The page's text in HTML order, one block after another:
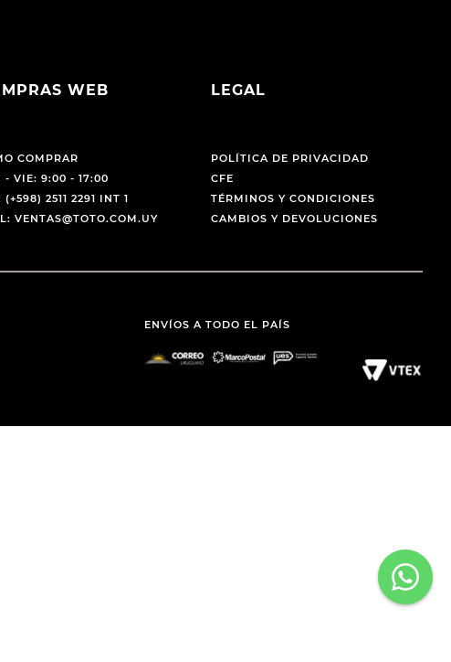
WEB
COMPRAR
- VIE: 9:00 - 17:00
(+598) 2511 2291 INT 1
VENTAS@TOTO.COM.UY
LEGAL
POLÍTICA DE PRIVACIDAD
CFE
TÉRMINOS Y CONDICIONES
CAMBIOS Y DEVOLUCIONES
ENVÍOS A TODO EL PAÍS